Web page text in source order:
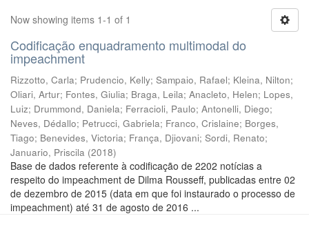
Now showing items 1-1 of 1
Codificação enquadramento multimodal do
impeachment
Rizzotto, Carla; Prudencio, Kelly; Sampaio, Rafael; Kleina, Nilton;
Oliari, Artur; Fontes, Giulia; Braga, Leila; Anacleto, Helen; Lopes,
Luiz; Drummond, Daniela; Ferracioli, Paulo; Antonelli, Diego;
Neves, Dédallo; Petrucci, Gabriela; Franco, Crislaine; Borges,
Tiago; Benevides, Victoria; França, Djiovani; Sordi, Renato;
Januario, Priscila (2018)
Base de dados referente à codificação de 2202 notícias a
respeito do impeachment de Dilma Rousseff, publicadas entre 02
de dezembro de 2015 (data em que foi instaurado o processo de
impeachment) até 31 de agosto de 2016 ...